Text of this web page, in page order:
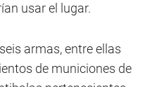
usar el lugar.
armas, entre ellas
de municiones de